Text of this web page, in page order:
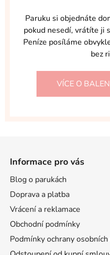
Paruku si objednáte
pokud nesedí, vrátíte ji
Peníze posíláme
bez
VÍCE O
Informace pro vás
Blog o parukách
Doprava a platba
Vrácení a reklamace
Obchodní podmínky
Podmínky ochrany osobních